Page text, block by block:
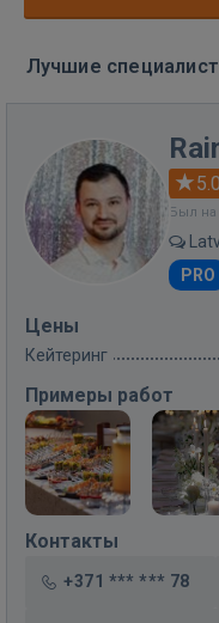
Лучшие
5.0
Был на
PRO
Цены
Кейтеринг
Примеры работ
Контакты
+371 *** *** 78